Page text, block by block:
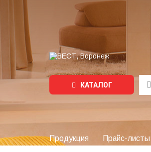
КАТАЛОГ
Продукция Прайс-листы